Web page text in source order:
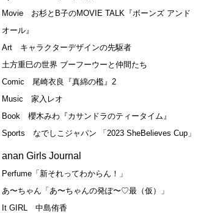
Movie お杉とB子のMOVIE TALK『ボーンズ アンド
オール』
Art キャラクターデザインの先駆者
土方重巳の世界 ブーフーウーと仲間たち
Comic 尾崎衣良『真綿の檻』2
Music 家入レオ
Book 櫻木みわ『カサンドラのティータイム』
Sports なでしこジャパン 「2023 SheBelieves Cup」
anan Girls Journal
Perfume「新それってわからん！」
あ〜ちゃん「あ〜ちゃんの発ぽ〜♡最（仮）」
It GIRL 中島侑香